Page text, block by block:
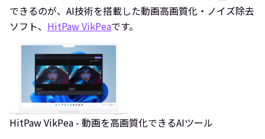
できるのが、AI技術を搭載した動画高画質化・ノイズ除去
ソフト、 HitPaw VikPeaです。
HitPaw VikPea - 動画を高画質化できるAIツール